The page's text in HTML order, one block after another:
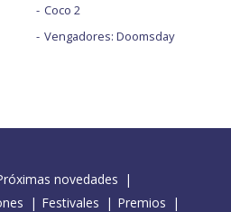
Coco 2
Vengadores: Doomsday
novedades
Festivales
Premios